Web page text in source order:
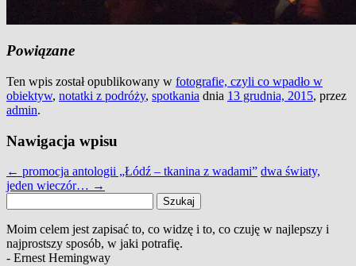
Powiązane
Ten wpis został opublikowany w fotografie, czyli co wpadło w
obiektyw, notatki z podróży, spotkania dnia 13 grudnia, 2015, przez
admin.
Nawigacja wpisu
← promocja antologii „Łódź – tkanina z wadami” dwa światy,
jeden wieczór… →
Moim celem jest zapisać to, co widzę i to, co czuję w najlepszy i
najprostszy sposób, w jaki potrafię.
- Ernest Hemingway